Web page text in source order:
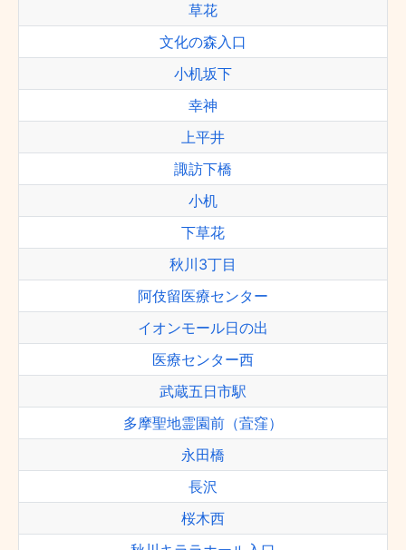
草花
文化の森入口
小机坂下
幸神
上平井
諏訪下橋
小机
下草花
秋川3丁目
阿伎留医療センター
イオンモール日の出
医療センター西
武蔵五日市駅
多摩聖地霊園前（萓窪）
永田橋
長沢
桜木西